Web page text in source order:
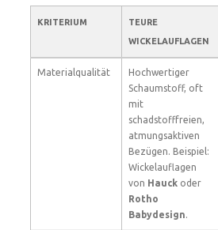
KRITERIUM
TEURE
WICKELAUFLAGEN
Materialqualität
Hochwertiger
Schaumstoff, oft
mit
schadstofffreien,
atmungsaktiven
Bezügen. Beispiel:
Wickelauflagen
von Hauck oder
Rotho
Babydesign.